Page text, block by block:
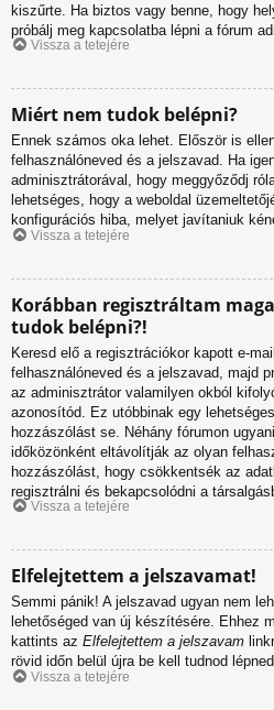
kiszűrte. Ha biztos vagy benne, hogy
próbálj meg kapcsolatba lépni a fórum
Vissza a tetejére
Miért nem tudok belépni?
Ennek számos oka lehet. Először is
felhasználóneved és a jelszavad. Ha
adminisztrátorával, hogy meggyőződj
lehetséges, hogy a weboldal
konfigurációs hiba, melyet javítaniuk
Vissza a tetejére
Korábban regisztráltam
tudok belépni?!
Keresd elő a regisztrációkor kapott e-
felhasználóneved és a jelszavad, majd
az adminisztrátor valamilyen okból
azonosítód. Ez utóbbinak egy
hozzászólást se. Néhány fórumon
időközönként eltávolítják az olyan
hozzászólást, hogy csökkentsék az
regisztrálni és bekapcsolódni a
Vissza a tetejére
Elfelejtettem a jelszavamat!
Semmi pánik! A jelszavad ugyan nem
lehetőséged van új készítésére. Ehhez
kattints az Elfelejtettem a jelszavam
rövid időn belül újra be kell tudnod
Vissza a tetejére